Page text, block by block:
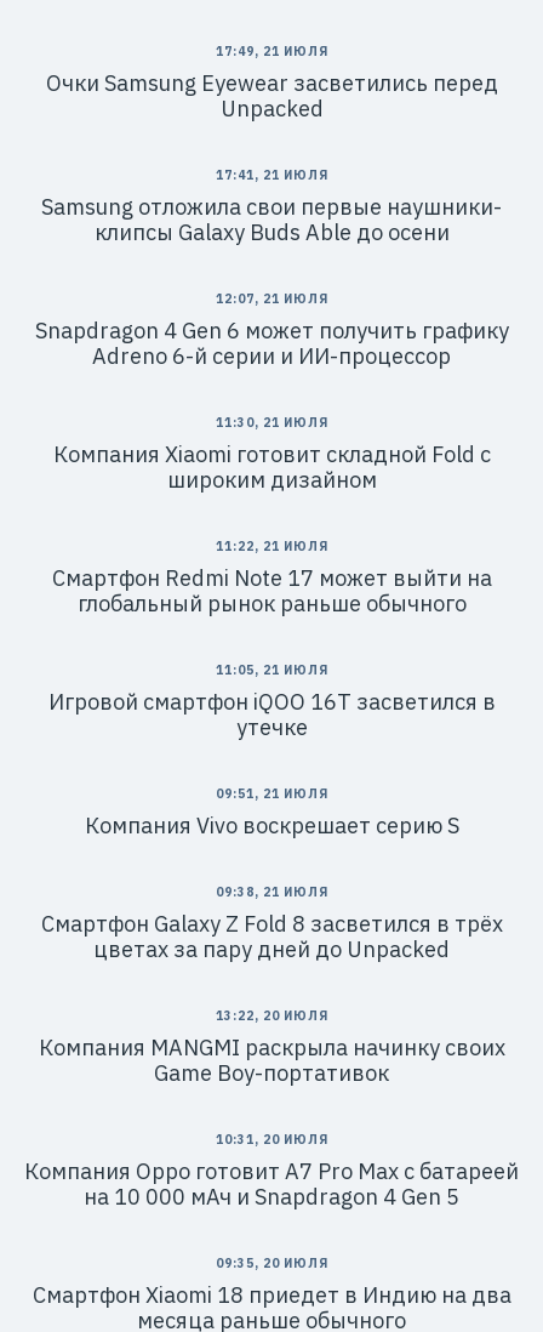
17:49, 21 ИЮЛЯ
Очки Samsung Eyewear засветились перед
Unpacked
17:41, 21 ИЮЛЯ
Samsung отложила свои первые наушники-
клипсы Galaxy Buds Able до осени
12:07, 21 ИЮЛЯ
Snapdragon 4 Gen 6 может получить графику
Adreno 6-й серии и ИИ-процессор
11:30, 21 ИЮЛЯ
Компания Xiaomi готовит складной Fold с
широким дизайном
11:22, 21 ИЮЛЯ
Смартфон Redmi Note 17 может выйти на
глобальный рынок раньше обычного
11:05, 21 ИЮЛЯ
Игровой смартфон iQOO 16T засветился в
утечке
09:51, 21 ИЮЛЯ
Компания Vivo воскрешает серию S
09:38, 21 ИЮЛЯ
Смартфон Galaxy Z Fold 8 засветился в трёх
цветах за пару дней до Unpacked
13:22, 20 ИЮЛЯ
Компания MANGMI раскрыла начинку своих
Game Boy-портативок
10:31, 20 ИЮЛЯ
Компания Oppo готовит A7 Pro Max с батареей
на 10 000 мАч и Snapdragon 4 Gen 5
09:35, 20 ИЮЛЯ
Смартфон Xiaomi 18 приедет в Индию на два
месяца раньше обычного